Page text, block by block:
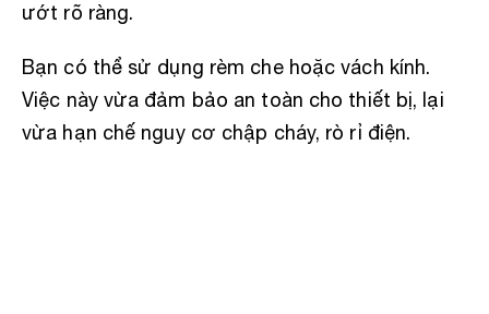
ướt rõ ràng.
Bạn có thể sử dụng rèm che hoặc vách kính.
Việc này vừa đảm bảo an toàn cho thiết bị, lại
vừa hạn chế nguy cơ chập cháy, rò rỉ điện.